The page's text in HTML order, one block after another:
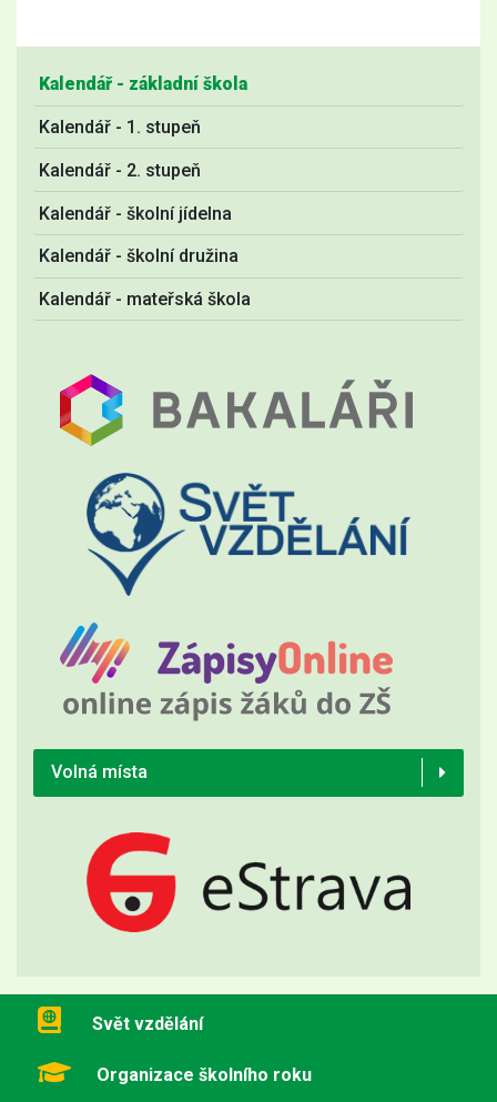
Kalendář - základní škola
Kalendář - 1. stupeň
Kalendář - 2. stupeň
Kalendář - školní jídelna
Kalendář - školní družina
Kalendář - mateřská škola
Volná místa
Svět vzdělání
Organizace školního roku